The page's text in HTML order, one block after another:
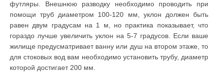
футляры. Внешнюю разводку необходимо проводить при
помощи труб диаметром 100-120 мм, уклон должен быть
равен двум градусам на 1 м, но практика показывает, что
гораздо лучше увеличить уклон на 5-7 градусов. Если ваше
жилище предусматривает ванну или душ на втором этаже, то
для стоковых вод вам необходимо установить трубу, диаметр
которой достигает 200 мм.